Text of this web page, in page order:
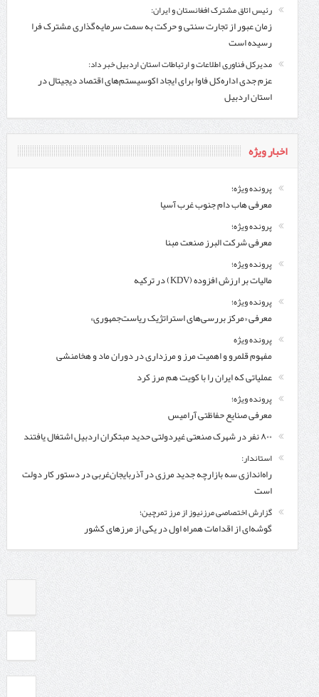
رئیس اتاق مشترک افغانستان و ایران:
زمان عبور از تجارت سنتی و حرکت به سمت سرمایه‌گذاری مشترک فرا
رسیده است
مدیرکل فناوری اطلاعات و ارتباطات استان اردبیل خبر داد:
عزم جدی اداره‌کل فاوا برای ایجاد اکوسیستم‌های اقتصاد دیجیتال در
استان اردبیل
اخبار ویژه
پرونده ویژه؛
معرفی هاب دام جنوب غرب آسیا
پرونده ویژه؛
معرفی شركت البرز صنعت مبنا
پرونده ویژه؛
مالیات بر ارزش افزوده (KDV) در ترکیه
پرونده ویژه؛
معرفی «مرکز بررسی‌های استراتژیک ریاست‌جمهوری»
پرونده ویژه
مفهوم قلمرو و اهمیت مرز و مرزداری در دوران ماد و هخامنشی
عملیاتی که ایران را با کویت هم مرز کرد
پرونده ویژه؛
معرفی صنایع حفاظتی آرامیس
۸۰۰ نفر در شهرک صنعتی غیردولتی حدید مبتکران اردبیل اشتغال یافتند
استاندار:
راه‌اندازی سه بازارچه جدید مرزی در آذربایجان‌غربی در دستور کار دولت
است
گزارش اختصاصی مرزنیوز از مرز تمرچین؛
گوشه‌ای از اقدامات همراه اول در یکی از مرزهای کشور